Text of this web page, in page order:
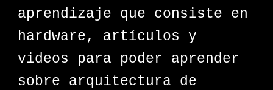
aprendizaje que consiste en
hardware, artículos y
videos para poder aprender
sobre arquitectura de